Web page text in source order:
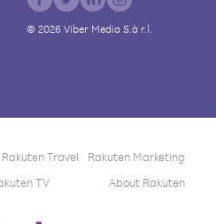
© 2026Viber Media S.à r.l.
Rakuten Travel
Rakuten Marketing
TV About Rakuten